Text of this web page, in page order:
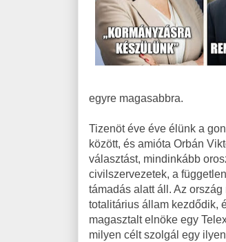
egyre magasabbra.
Tizenöt éve éve élünk a
között, és amióta Orbán
választást, mindinkább
civilszervezetek, a
támadás alatt áll. Az
totalitárius állam kezdődik,
magasztalt elnöke egy
milyen célt szolgál egy